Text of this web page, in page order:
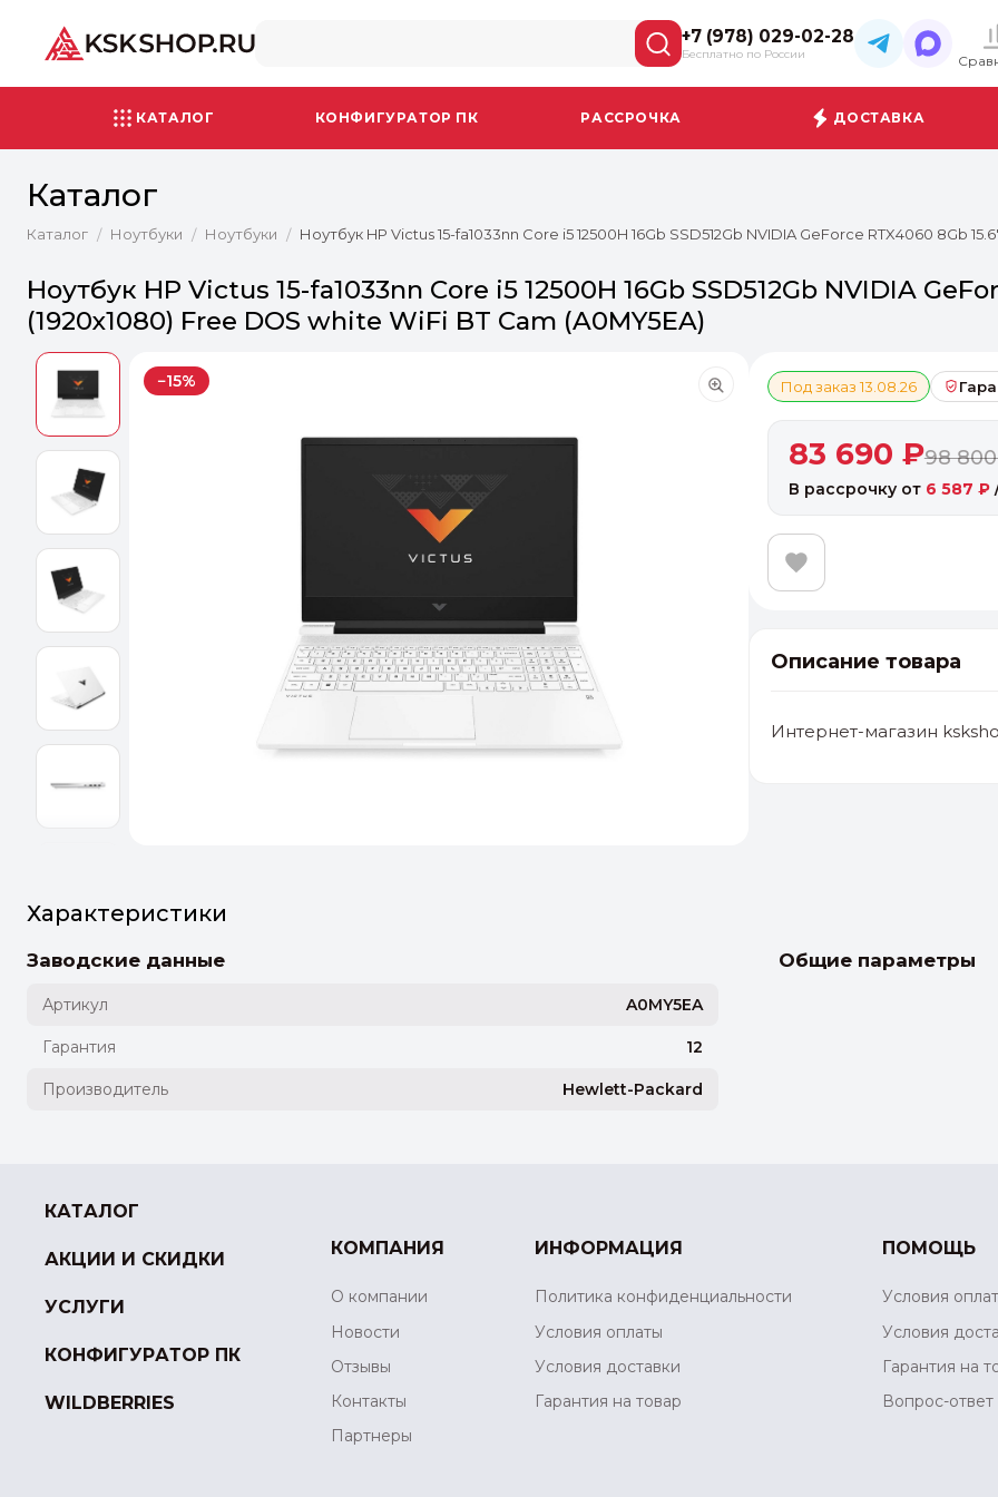
+7 (978) 029-02-28
Бесплатно по России
КАТАЛОГ КОНФИГУРАТОР ПК РАССРОЧКА ДОСТАВКА
Каталог
Каталог / Ноутбуки / Ноутбуки / Ноутбук HP Victus 15-fa1033nn Core i5 12500H 16Gb SSD512Gb NVIDIA GeForce RTX4060 8Gb
Ноутбук HP Victus 15-fa1033nn Core i5 12500H 16Gb SSD512Gb NVIDIA
(1920x1080) Free DOS white WiFi BT Cam (A0MY5EA)
−15% Под заказ 13.08.26
83 690 ₽98
В рассрочку от 6 587 ₽
Описание товара
Интернет-магазин
Характеристики
Заводские данные
Артикул A0MY5EA
Гарантия 12
Производитель Hewlett-Packard
Общие параметры
КАТАЛОГ
АКЦИИ И СКИДКИ
УСЛУГИ
КОНФИГУРАТОР ПК
WILDBERRIES
КОМПАНИЯ
О компании
Новости
Отзывы
Контакты
Партнеры
ИНФОРМАЦИЯ
Политика конфиденциальности
Условия оплаты
Условия доставки
Гарантия на товар
ПОМОЩЬ
Условия
Условия
Гарантия на
Вопрос-ответ